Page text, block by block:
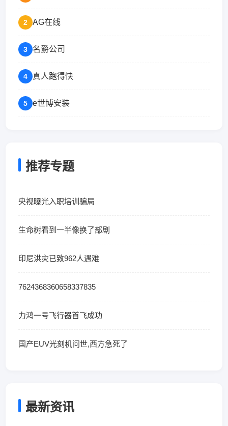
2 AG在线
3 名爵公司
4 真人跑得快
5 e世博安装
推荐专题
央视曝光入职培训骗局
生命树看到一半像换了部剧
印尼洪灾已致962人遇难
7624368360658337835
力鸿一号飞行器首飞成功
国产EUV光刻机问世,西方急死了
最新资讯